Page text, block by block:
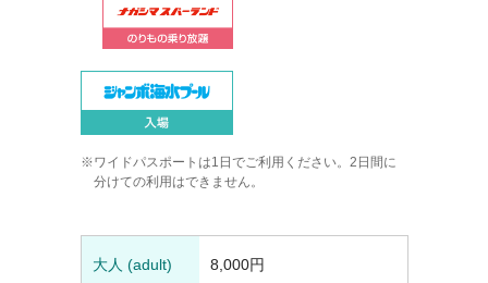
ワイドパスポートは1日でご利用ください。2日間に
分けての利用はできません。
大人 (adult) 8,000円